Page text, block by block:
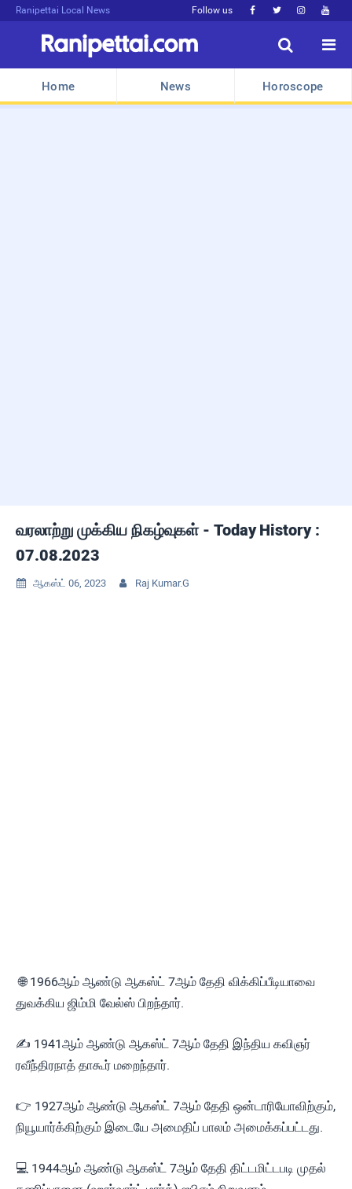
Ranipettai Local News Follow us    


Home News Horoscope
வரலாற்று முக்கிய நிகழ்வுகள் - Today History :
07.08.2023
 ஆகஸ்ட் 06, 2023  Raj Kumar.G
🌐 1966ஆம் ஆண்டு ஆகஸ்ட் 7ஆம் தேதி விக்கிப்பீடியாவை
துவக்கிய ஜிம்மி வேல்ஸ் பிறந்தார்.
✍ 1941ஆம் ஆண்டு ஆகஸ்ட் 7ஆம் தேதி இந்திய கவிஞர்
ரவீந்திரநாத் தாகூர் மறைந்தார்.
👉 1927ஆம் ஆண்டு ஆகஸ்ட் 7ஆம் தேதி ஒன்டாரியோவிற்கும்,
நியூயார்க்கிற்கும் இடையே அமைதிப் பாலம் அமைக்கப்பட்டது.
💻 1944ஆம் ஆண்டு ஆகஸ்ட் 7ஆம் தேதி திட்டமிட்டபடி முதல்